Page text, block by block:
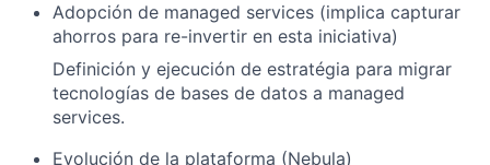
Adopción de managed services (implica capturar
ahorros para re-invertir en esta iniciativa)
Definición y ejecución de estratégia para migrar
tecnologías de bases de datos a managed
services.
Evolución de la plataforma (Nebula)